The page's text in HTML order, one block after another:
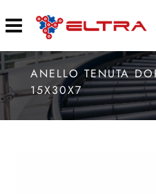
Open
ANELLO TENUTA
15X30X7